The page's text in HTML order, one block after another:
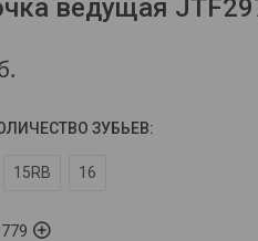
ведущая
ЗУБЬЕВ:
15RB 16